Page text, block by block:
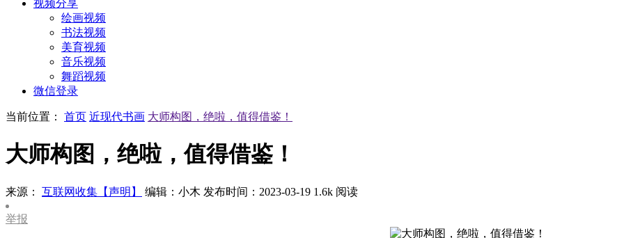
视频分享
绘画视频
书法视频
美育视频
音乐视频
舞蹈视频
微信登录
当前位置： 首页 近现代书画 大师构图，绝啦，值得借鉴！
大师构图，绝啦，值得借鉴！
来源： 互联网收集【声明】 编辑：小木 发布时间：2023-03-19 1.6k 阅读
举报